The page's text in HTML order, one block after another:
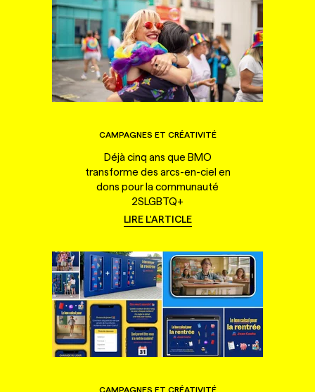
CAMPAGNES ET CRÉATIVITÉ
Déjà cinq ans que BMO
transforme des arcs-en-ciel en
dons pour la communauté
2SLGBTQ+
LIRE L'ARTICLE
CAMPAGNES ET CRÉATIVITÉ